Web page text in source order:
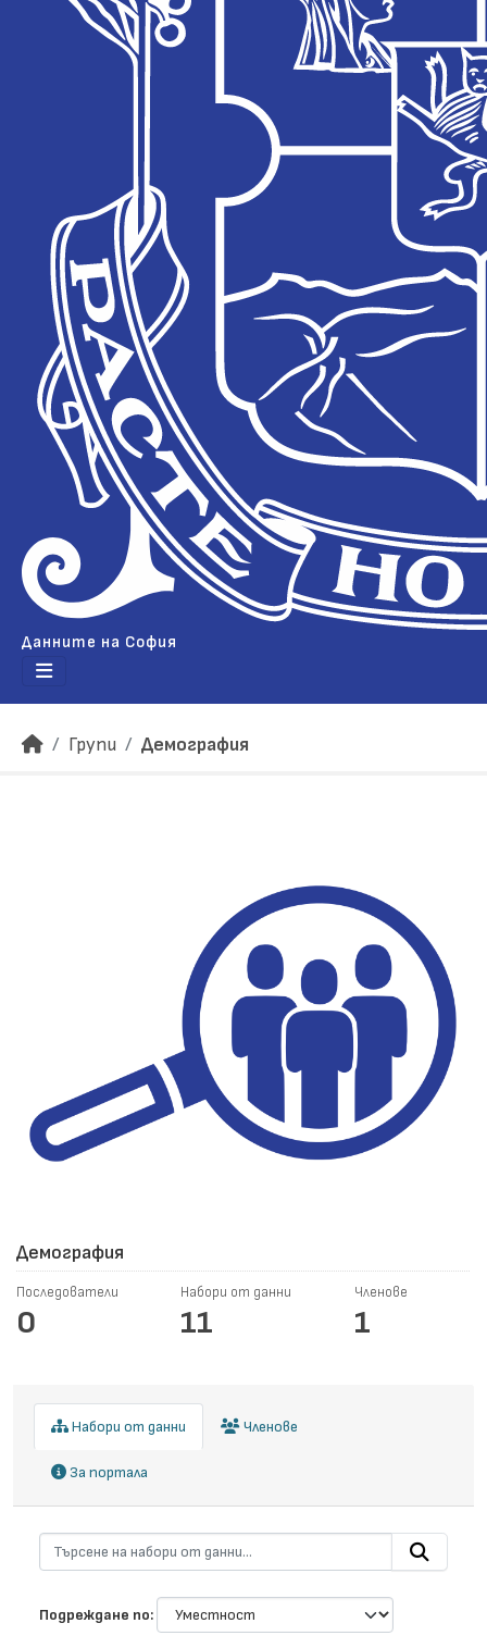
Данните на София
Групи Демография
Демография
Последователи
0
Набори от данни
11
Членове
1
Набори от данни Членове
За портала
Подреждане по